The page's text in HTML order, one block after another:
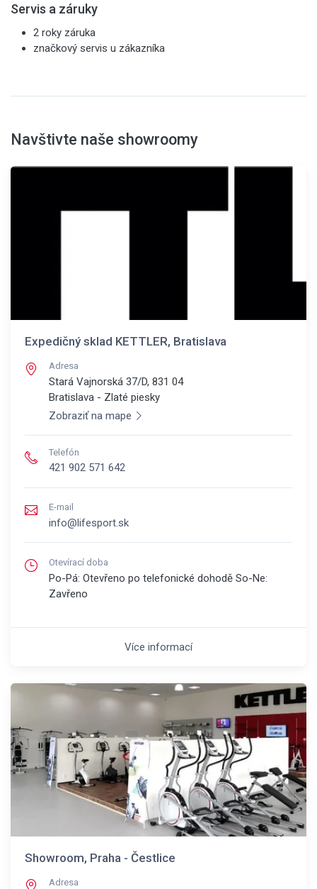
Servis a záruky
2 roky záruka
značkový servis u zákazníka
Navštivte naše showroomy
Expedičný sklad KETTLER, Bratislava
Adresa
Stará Vajnorská 37/D, 831 04
Bratislava - Zlaté piesky
Zobraziť na mape
Telefón
421 902 571 642
E-mail
info@lifesport.sk
Otevírací doba
Po-Pá: Otevřeno po telefonické dohodě So-Ne:
Zavřeno
Více informací
Showroom, Praha - Čestlice
Adresa